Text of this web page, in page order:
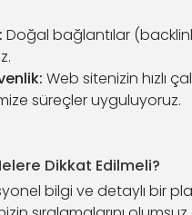
Doğal bağlantılar
Web sitenizin hızlı
süreçler uyguluyoruz.
Dikkat Edilmeli?
bilgi ve detaylı bir